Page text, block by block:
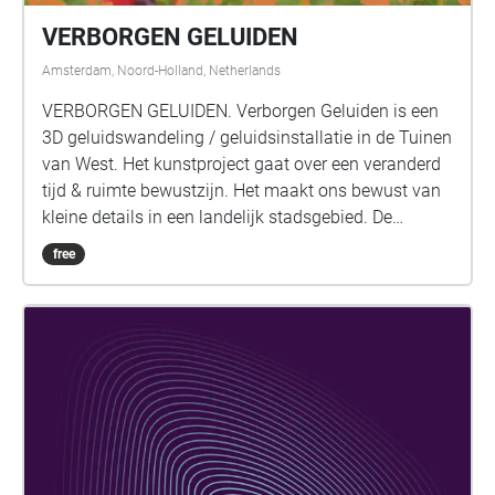
VERBORGEN GELUIDEN
Amsterdam, Noord-Holland, Netherlands
VERBORGEN GELUIDEN. Verborgen Geluiden is een
3D geluidswandeling / geluidsinstallatie in de Tuinen
van West. Het kunstproject gaat over een veranderd
tijd & ruimte bewustzijn. Het maakt ons bewust van
kleine details in een landelijk stadsgebied. De
Verborgen Geluiden worden hoorbaar als je een van
de soundscape gebieden betreedt. Soms overlappen
verbonden met de omgeving waar de luisteraar loopt
en gaat tegelijkertijd een relatie aan met het soms
hoorbare omgevingsgeluid. De soundscape gebieden
bevinden zich noordelijk, zuidelijk, westelijk en
oostelijk van de Polderheuvel (het festival terrein).
Alle gebieden hebben een andere basis zijnde regen,
free